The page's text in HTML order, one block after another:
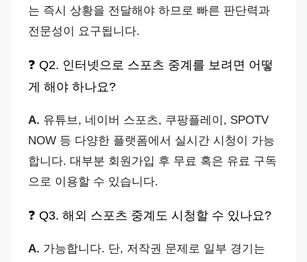
는 즉시 상황을 전달해야 하므로 빠른 판단력과
전문성이 요구됩니다.
❓ Q2. 인터넷으로 스포츠 중계를 보려면 어떻
게 해야 하나요?
A. 유튜브, 네이버 스포츠, 쿠팡플레이, SPOTV
NOW 등 다양한 플랫폼에서 실시간 시청이 가능
합니다. 대부분 회원가입 후 무료 혹은 유료 구독
으로 이용할 수 있습니다.
❓ Q3. 해외 스포츠 중계도 시청할 수 있나요?
A. 가능합니다. 단, 저작권 문제로 일부 경기는